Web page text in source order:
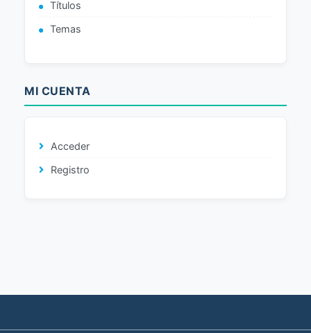
Títulos
Temas
MI CUENTA
Acceder
Registro